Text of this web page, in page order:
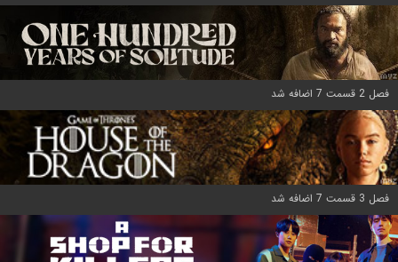
فصل 2 قسمت 7 اضافه شد
فصل 3 قسمت 7 اضافه شد